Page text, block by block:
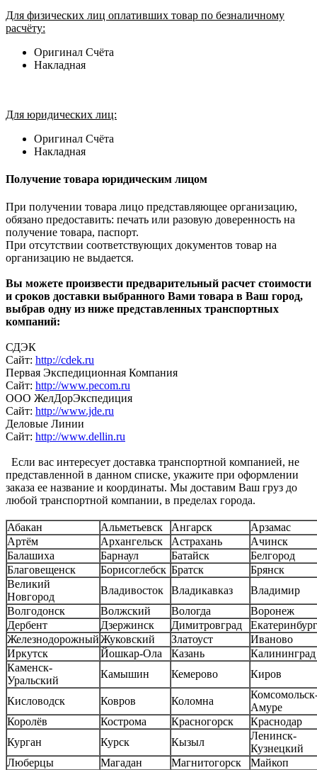
Для физических лиц оплативших товар по безналичному
расчёту:
Оригинал Счёта
Накладная
Для юридических лиц:
Оригинал Счёта
Накладная
Получение товара юридическим лицом
При получении товара лицо представляющее организацию,
обязано предоставить: печать или разовую доверенность на
получение товара, паспорт.
При отсутствии соответствующих документов товар на
организацию не выдается.
Вы можете произвести предварительный расчет стоимости
и сроков доставки выбранного Вами товара в Ваш город,
выбрав одну из ниже представленных транспортных
компаний:
СДЭК
Сайт: http://cdek.ru
Первая Экспедиционная Компания
Сайт: http://www.pecom.ru
ООО ЖелДорЭкспедиция
Сайт: http://www.jde.ru
Деловые Линии
Сайт: http://www.dellin.ru
Если вас интересует доставка транспортной компанией, не
представленной в данном списке, укажите при оформлении
заказа ее название и координаты. Мы доставим Ваш груз до
любой транспортной компании, в пределах города.
Абакан Альметьевск Ангарск
Арзамас
Артём
Архангельск Астрахань
Ачинск
Балашиха
Барнаул Батайск
Белгород
Благовещенск
Борисоглебск Братск
Брянск
Великий
Новгород
Владивосток Владикавказ
Владимир
Волгодонск
Волжский Вологда
Воронеж
Дербент
Дзержинск Димитровград
Екатеринбург
ЖелезнодорожныйЖуковский Златоуст
Иваново
Иркутск
Йошкар-Ола Казань
Калининград
Каменск-
Уральский
Камышин Кемерово Киров
Кисловодск Ковров Коломна
Амуре
Королёв
Кострома Красногорск
Краснодар
Курган
Курск Кызыл
Ленинск-
Кузнецкий
Люберцы
Магадан Магнитогорск
Майкоп